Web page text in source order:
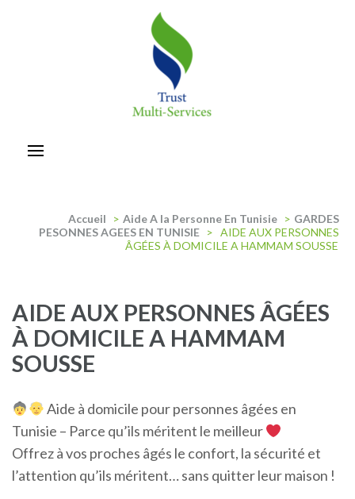
Accueil > Aide A la Personne En Tunisie > GARDES
PESONNES AGEES EN TUNISIE > AIDE AUX PERSONNES
ÂGÉES À DOMICILE A HAMMAM SOUSSE
AIDE AUX PERSONNES ÂGÉES
À DOMICILE A HAMMAM
SOUSSE
Aide à domicile pour personnes âgées en
Tunisie – Parce qu’ils méritent le meilleur
Offrez à vos proches âgés le confort, la sécurité et
l’attention qu’ils méritent… sans quitter leur maison !